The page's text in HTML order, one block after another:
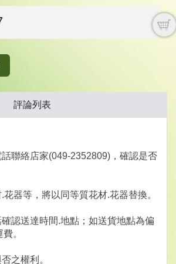
評論列表
聯絡店家(049-2352809)，確認是否
器等，將以同等質花材.花器替換。
認送達時間.地點；如送貨地點為偏
。
之權利。